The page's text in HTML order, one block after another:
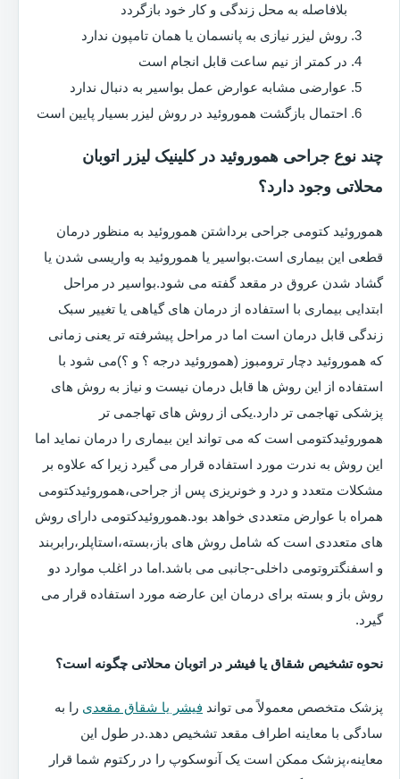
بلافاصله به محل زندگی و کار خود بازگردد
روش لیزر نیازی به پانسمان یا همان تامپون ندارد
در کمتر از نیم ساعت قابل انجام است
عوارضی مشابه عوارض عمل بواسیر به دنبال ندارد
احتمال بازگشت هموروئید در روش لیزر بسیار پایین است
چند نوع جراحی هموروئید در کلینیک لیزر اتوبان
محلاتی وجود دارد؟
هموروئید کتومی جراحی برداشتن هموروئید به منظور درمان
قطعی این بیماری است.بواسیر یا هموروئید به واریسی شدن یا
گشاد شدن عروق در مقعد گفته می شود.بواسیر در مراحل
ابتدایی بیماری با استفاده از درمان های گیاهی یا تغییر سبک
زندگی قابل درمان است اما در مراحل پیشرفته تر یعنی زمانی
که هموروئید دچار ترومبوز (هموروئید درجه ؟ و ؟)می شود با
استفاده از این روش ها قابل درمان نیست و نیاز به روش های
پزشکی تهاجمی تر دارد.یکی از روش های تهاجمی تر
هموروئیدکتومی است که می تواند این بیماری را درمان نماید اما
این روش به ندرت مورد استفاده قرار می گیرد زیرا که علاوه بر
مشکلات متعدد و درد و خونریزی پس از جراحی،هموروئیدکتومی
همراه با عوارض متعددی خواهد بود.هموروئیدکتومی دارای روش
های متعددی است که شامل روش های باز،بسته،استاپلر،رابربند
و اسفنگتروتومی داخلی-جانبی می باشد.اما در اغلب موارد دو
روش باز و بسته برای درمان این عارضه مورد استفاده قرار می
گیرد.
نحوه تشخیص شقاق یا فیشر در اتوبان محلاتی چگونه است؟
پزشک متخصص معمولاً می تواند فیشر یا شقاق مقعدی را به
سادگی با معاینه اطراف مقعد تشخیص دهد.در طول این
معاینه،پزشک ممکن است یک آنوسکوپ را در رکتوم شما قرار